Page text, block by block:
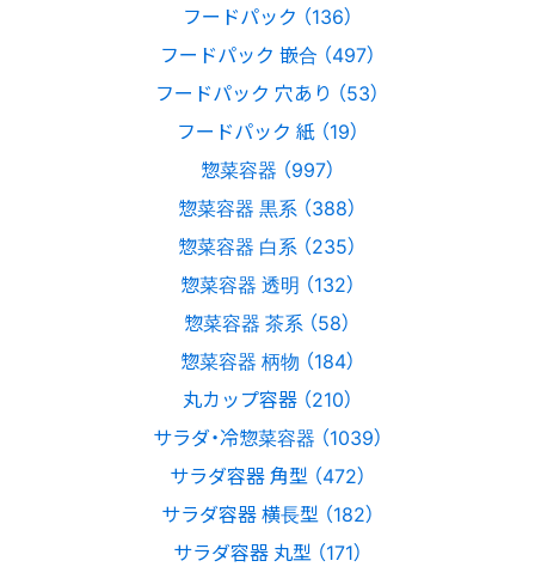
フードパック （136）
フードパック 嵌合 （497）
フードパック 穴あり （53）
フードパック 紙 （19）
惣菜容器 （997）
惣菜容器 黒系 （388）
惣菜容器 白系 （235）
惣菜容器 透明 （132）
惣菜容器 茶系 （58）
惣菜容器 柄物 （184）
丸カップ容器 （210）
サラダ・冷惣菜容器 （1039）
サラダ容器 角型 （472）
サラダ容器 横長型 （182）
サラダ容器 丸型 （171）